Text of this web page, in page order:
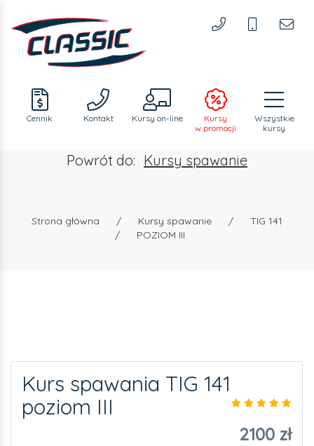
Wszystkie
kursy
Kursy
w promocji
Kursy on-line
Kontakt
Cennik
Powrót do: Kursy spawanie
Strona główna / Kursy spawanie /
TIG 141
/
POZIOM III
Kurs spawania TIG 141
poziom III
2100 zł